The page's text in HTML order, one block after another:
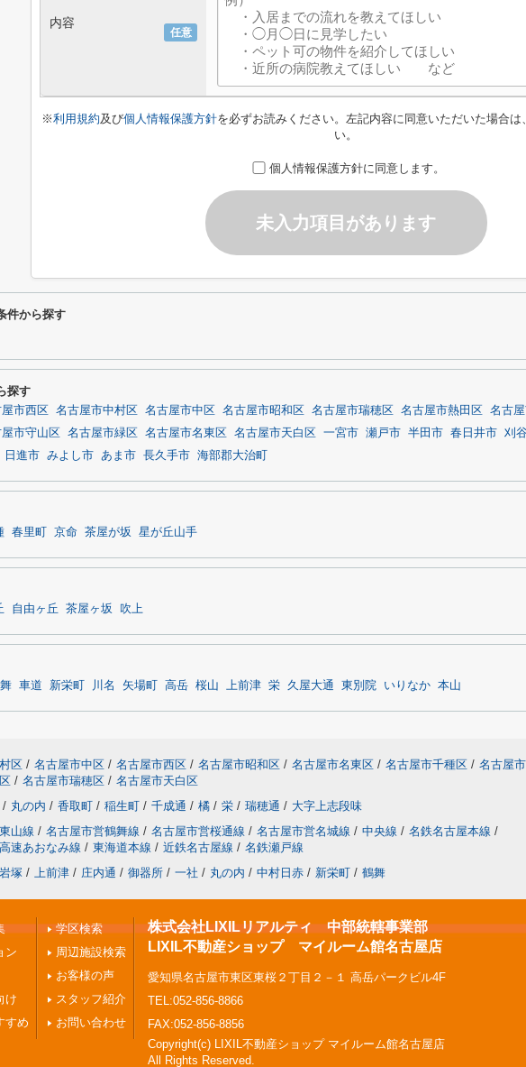
任意
内容
※利用規約及び個人情報保護方針を必ずお読みください。左記内容に同意いただいた場合は
い。
個人情報保護方針に同意します。
未入力項目があります
件から探す
探す
市西区 名古屋市中村区 名古屋市中区 名古屋市昭和区 名古屋市瑞穂区 名古屋市熱田区
名古
市守山区 名古屋市緑区 名古屋市名東区 名古屋市天白区 一宮市 瀬戸市 半田市 春日井市 刈
日進市 みよし市 あま市 長久手市 海部郡大治町
春里町 京命 茶屋が坂 星が丘山手
自由ヶ丘 茶屋ヶ坂 吹上
車道 新栄町 川名 矢場町 高岳 桜山 上前津 栄 久屋大通 東別院 いりなか 本山
区 / 名古屋市中区 / 名古屋市西区 / 名古屋市昭和区 / 名古屋市名東区 / 名古屋市千種区 / 名古屋
/ 名古屋市瑞穂区 / 名古屋市天白区
/ 丸の内 / 香取町 / 稲生町 / 千成通 / 橘 / 栄 / 瑞穂通 / 大字上志段味
山線 / 名古屋市営鶴舞線 / 名古屋市営桜通線 / 名古屋市営名城線 / 中央線 / 名鉄名古屋本線 /
速あおなみ線 / 東海道本線 / 近鉄名古屋線 / 名鉄瀬戸線
岩塚 / 上前津 / 庄内通 / 御器所 / 一社 / 丸の内 / 中村日赤 / 新栄町 / 鶴舞
ン
け
すめ
学区検索
周辺施設検索
お客様の声
スタッフ紹介
お問い合わせ
株式会社LIXILリアルティ 中部統轄事業部
LIXIL不動産ショップ マイルーム館名古屋店
愛知県名古屋市東区東桜２丁目２－１ 高岳パークビル4F
TEL:052-856-8866
FAX:052-856-8856
Copyright(c) LIXIL不動産ショップ マイルーム館名古屋店
All Rights Reserved.